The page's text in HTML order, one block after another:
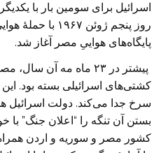
اسرائیل برای سومین بار با
روز پنجم ژوئن
پایگاه‌های هواییِ مصر آغاز شد.
پیشتر در ۲۳ ماه مه آن
کشتی‌های اسرائیلی بسته بود. این
سرخ جدا می‌کند. دولت اسرائیل
بستن آن تنگه را “اعلان جنگ” با
کشور مصر و سوریه و اردن